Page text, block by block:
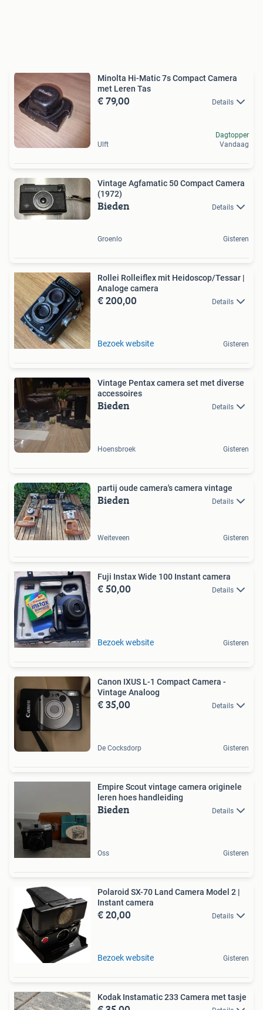
Minolta Hi-Matic 7s Compact Camera
met Leren Tas
€ 79,00 Details
Ulft
Dagtopper
Vandaag
Vintage Agfamatic 50 Compact Camera
(1972)
Bieden Details
Groenlo Gisteren
Rollei Rolleiflex mit Heidoscop/Tessar |
Analoge camera
€ 200,00 Details
Bezoek website Gisteren
Vintage Pentax camera set met diverse
accessoires
Bieden Details
Hoensbroek Gisteren
partij oude camera's camera vintage
Bieden Details
Weiteveen Gisteren
Fuji Instax Wide 100 Instant camera
€ 50,00 Details
Bezoek website Gisteren
Canon IXUS L-1 Compact Camera -
Vintage Analoog
€ 35,00 Details
De Cocksdorp Gisteren
Empire Scout vintage camera originele
leren hoes handleiding
Bieden Details
Oss Gisteren
Polaroid SX-70 Land Camera Model 2 |
Instant camera
€ 20,00 Details
Bezoek website Gisteren
Kodak Instamatic 233 Camera met tasje